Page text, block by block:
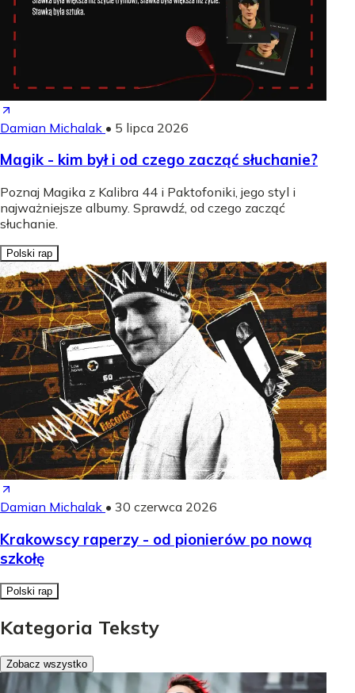
Damian Michalak • 5 lipca 2026
Magik - kim był i od czego zacząć słuchanie?
Poznaj Magika z Kalibra 44 i Paktofoniki, jego styl i
najważniejsze albumy. Sprawdź, od czego zacząć
słuchanie.
Polski rap
Damian Michalak • 30 czerwca 2026
Krakowscy raperzy - od pionierów po nową
szkołę
Polski rap
Kategoria Teksty
Zobacz wszystko